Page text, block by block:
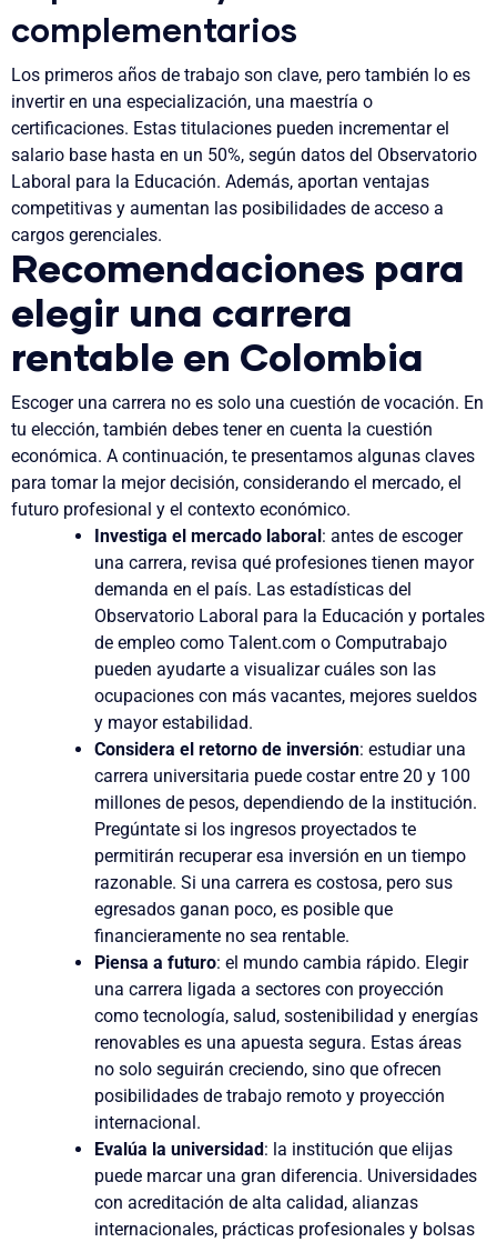
complementarios
Los primeros años de trabajo son clave, pero también lo es
invertir en una especialización, una maestría o
certificaciones. Estas titulaciones pueden incrementar el
salario base hasta en un 50%, según datos del Observatorio
Laboral para la Educación. Además, aportan ventajas
competitivas y aumentan las posibilidades de acceso a
cargos gerenciales.
Recomendaciones para
elegir una carrera
rentable en Colombia
Escoger una carrera no es solo una cuestión de vocación. En
tu elección, también debes tener en cuenta la cuestión
económica. A continuación, te presentamos algunas claves
para tomar la mejor decisión, considerando el mercado, el
futuro profesional y el contexto económico.
Investiga el mercado laboral: antes de escoger
una carrera, revisa qué profesiones tienen mayor
demanda en el país. Las estadísticas del
Observatorio Laboral para la Educación y portales
de empleo como Talent.com o Computrabajo
pueden ayudarte a visualizar cuáles son las
ocupaciones con más vacantes, mejores sueldos
y mayor estabilidad.
Considera el retorno de inversión: estudiar una
carrera universitaria puede costar entre 20 y 100
millones de pesos, dependiendo de la institución.
Pregúntate si los ingresos proyectados te
permitirán recuperar esa inversión en un tiempo
razonable. Si una carrera es costosa, pero sus
egresados ganan poco, es posible que
financieramente no sea rentable.
Piensa a futuro: el mundo cambia rápido. Elegir
una carrera ligada a sectores con proyección
como tecnología, salud, sostenibilidad y energías
renovables es una apuesta segura. Estas áreas
no solo seguirán creciendo, sino que ofrecen
posibilidades de trabajo remoto y proyección
internacional.
Evalúa la universidad: la institución que elijas
puede marcar una gran diferencia. Universidades
con acreditación de alta calidad, alianzas
internacionales, prácticas profesionales y bolsas